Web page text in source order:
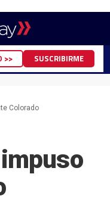
>> SUSCRIBIRME
Colorado